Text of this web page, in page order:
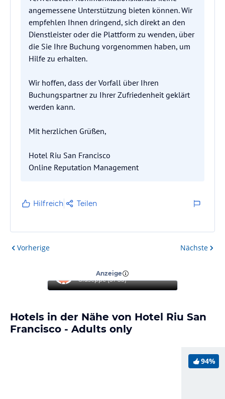
angemessene Unterstützung bieten können. Wir
empfehlen Ihnen dringend, sich direkt an den
Dienstleister oder die Plattform zu wenden, über
die Sie Ihre Buchung vorgenommen haben, um
Hilfe zu erhalten.
Wir hoffen, dass der Vorfall über Ihren
Buchungspartner zu Ihrer Zufriedenheit geklärt
werden kann.
Mit herzlichen Grüßen,
Hotel Riu San Francisco
Hilfreich Teilen
Vorherige Nächste
Anzeige
”
Giuseppe (51-55)
Hotels in der Nähe von Hotel Riu San
Francisco - Adults only
94%